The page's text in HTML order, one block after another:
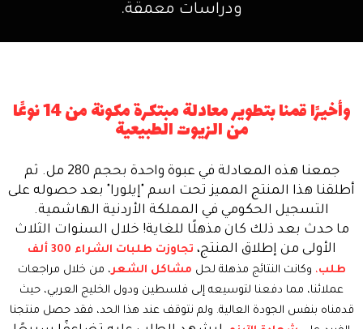
ودراسات معمقة.
وأخيرًا قمنا بتطوير معادلة مبتكرة مكونة من 14 نوعًا
من الزيوت الطبيعية
جمعنا هذه المعادلة في عبوة واحدة بحجم 280 مل. ثم
هذا المنتج المميز تحت اسم "إيلورا" بعد حصوله على
التسجيل الحكومي في المملكة الأردنية الهاشمية.
ما حدث بعد ذلك كان مذهلًا للغاية! خلال السنوات الثلاث
الأولى من إطلاق المنتج،
تجاوزت طلبات الشراء 300 ألف
طلب،وكانت النتائج مذهلة لحلمشاكل الشعر، من خلال مراجعات
عملائنا، مما دفعنا لتوسيعه إلى فلسطين ودول الخليج العربي، حيث
بنفس الجودة العالية. ولم نتوقف عند هذا الحد، فقد حصل منتجنا